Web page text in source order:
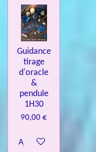
Guidance
tirage
d'oracle
&
pendule
1H30
90,00 €
Ajouter au panier